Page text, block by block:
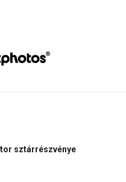
sztárrészvénye